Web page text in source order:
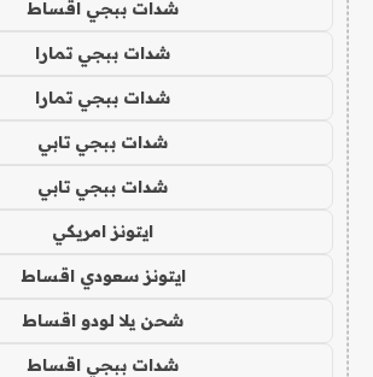
شدات ببجي اقساط
شدات ببجي تمارا
شدات ببجي تمارا
شدات ببجي تابي
شدات ببجي تابي
ايتونز امريكي
ايتونز سعودي اقساط
شحن يلا لودو اقساط
شدات ببجي اقساط